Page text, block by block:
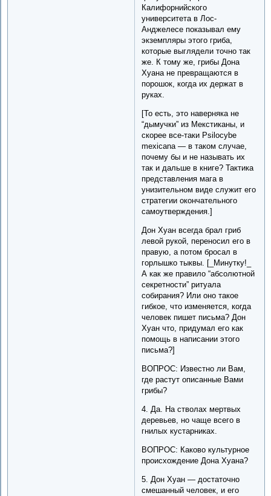
Калифорнийского
университета в Лос-
Анджелесе показывал ему
экземпляры этого гриба,
которые выглядели точно так
же. К тому же, грибы Дона
Хуана не превращаются в
порошок, когда их держат в
руках.
[То есть, это наверняка не
“дымучки” из Мекстиканы, и
скорее все-таки Psilocybe
mexicana — в таком случае,
почему бы и не называть их
так и дальше в книге? Тактика
представления мага в
унизительном виде служит его
стратегии окончательного
самоутверждения.]
Дон Хуан всегда брал гриб
левой рукой, переносил его в
правую, а потом бросал в
горлышко тыквы. [_Минутку!_
А как же правило “абсолютной
секретности” ритуала
собирания? Или оно такое
гибкое, что изменяется, когда
человек пишет письма? Дон
Хуан что, придумал его как
помощь в написании этого
письма?]
ВОПРОС: Известно ли Вам,
где растут описанные Вами
грибы?
4. Да. На стволах мертвых
деревьев, но чаще всего в
гнилых кустарниках.
ВОПРОС: Каково культурное
происхождение Дона Хуана?
5. Дон Хуан — достаточно
смешанный человек, и его